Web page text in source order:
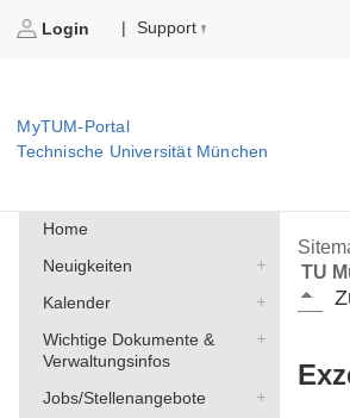
Login | Support
MyTUM-Portal
Technische Universität München
Home
Neuigkeiten
Kalender
Wichtige Dokumente &
Verwaltungsinfos
Jobs/Stellenangebote
TU